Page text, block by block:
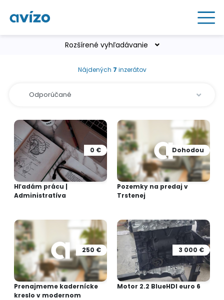
Rozšírené vyhľadávanie
Nájdených 7 inzerátov
0 €
Hľadám prácu |
Administratíva
Dohodou
Pozemky na predaj v
Trstenej
250 €
Prenajmeme kadernícke
kreslo v modernom
3 000 €
Motor 2.2 BlueHDI euro 6